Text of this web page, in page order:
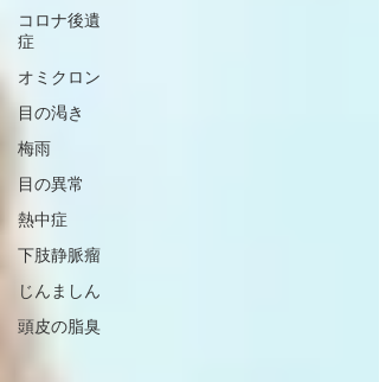
コロナ後遺
症
オミクロン
目の渇き
梅雨
目の異常
熱中症
下肢静脈瘤
じんましん
頭皮の脂臭